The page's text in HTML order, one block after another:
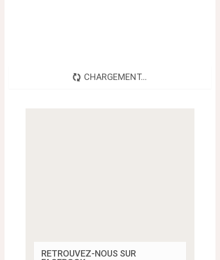
CHARGEMENT...
RETROUVEZ-NOUS SUR